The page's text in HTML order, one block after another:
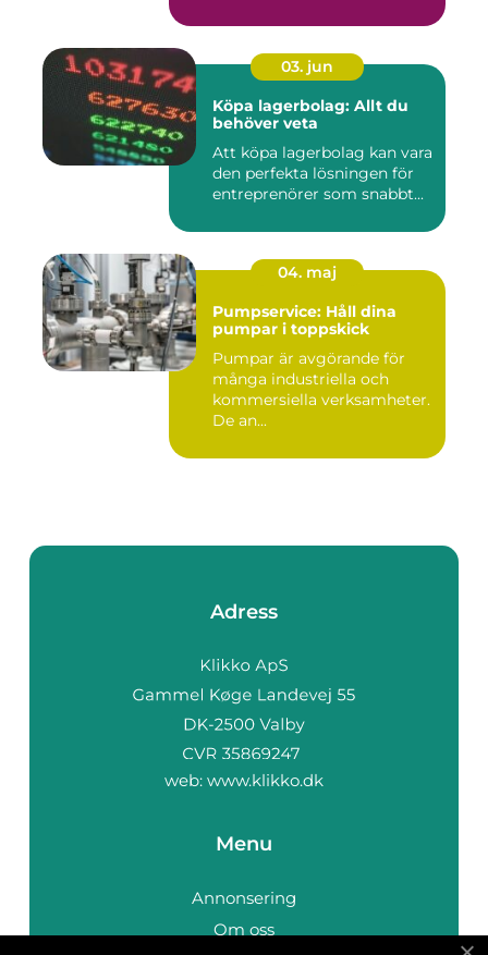
03. jun
Köpa lagerbolag: Allt du
behöver veta
Att köpa lagerbolag kan vara
den perfekta lösningen för
entreprenörer som snabbt...
04. maj
Pumpservice: Håll dina
pumpar i toppskick
Pumpar är avgörande för
många industriella och
kommersiella verksamheter.
De an...
Adress
web: www.klikko.dk
Menu
Annonsering
Om oss